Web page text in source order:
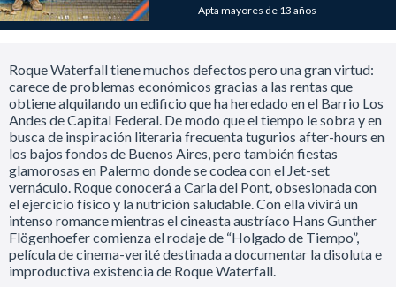
Apta mayores de 13 años
Roque Waterfall tiene muchos defectos pero una gran virtud:
carece de problemas económicos gracias a las rentas que
obtiene alquilando un edificio que ha heredado en el Barrio Los
Andes de Capital Federal. De modo que el tiempo le sobra y en
busca de inspiración literaria frecuenta tugurios after-hours en
los bajos fondos de Buenos Aires, pero también fiestas
glamorosas en Palermo donde se codea con el Jet-set
vernáculo. Roque conocerá a Carla del Pont, obsesionada con
el ejercicio físico y la nutrición saludable. Con ella vivirá un
intenso romance mientras el cineasta austríaco Hans Gunther
Flögenhoefer comienza el rodaje de “Holgado de Tiempo”,
película de cinema-verité destinada a documentar la disoluta e
improductiva existencia de Roque Waterfall.